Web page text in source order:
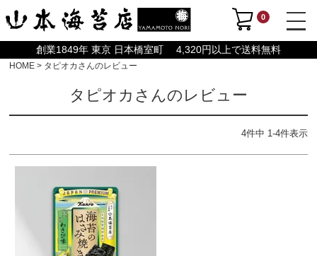
0
創業1849年 東京 日本橋室町 4,320円以上で送料無料
HOME タピオカさんのレビュー
タピオカさんのレビュー
4件中 1-4件表示